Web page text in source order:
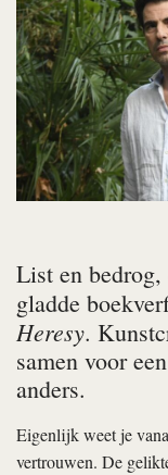
List en
gladde
Heresy.
samen voor
anders.
Eigenlijk weet je
vertrouwen. De